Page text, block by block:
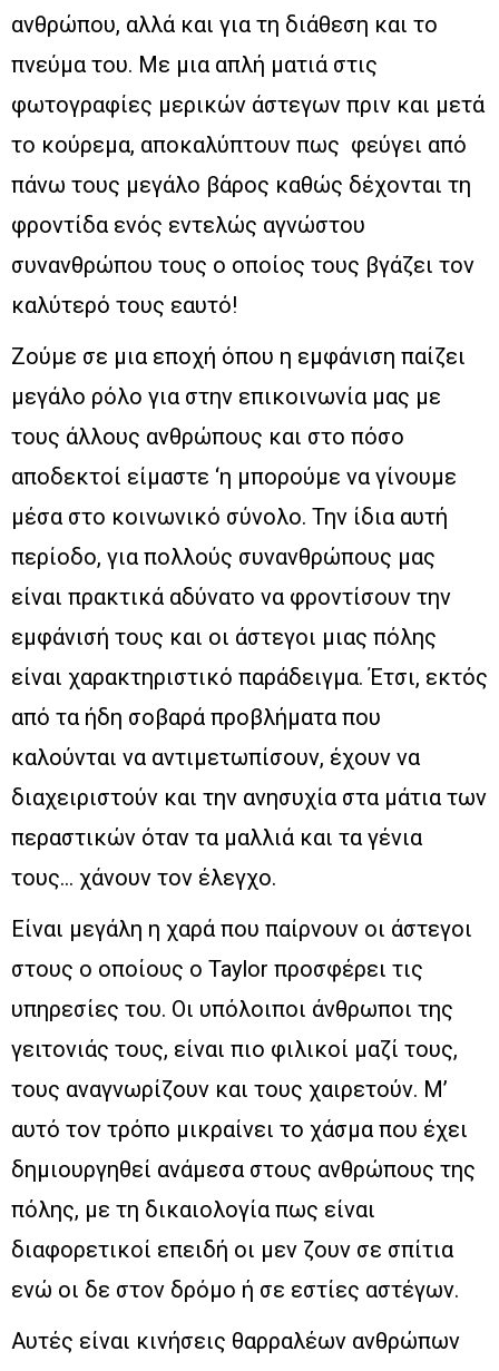
ανθρώπου, αλλά και για τη διάθεση και το
πνεύμα του. Με μια απλή ματιά στις
φωτογραφίες μερικών άστεγων πριν και μετά
το κούρεμα, αποκαλύπτουν πως φεύγει από
πάνω τους μεγάλο βάρος καθώς δέχονται τη
φροντίδα ενός εντελώς αγνώστου
συνανθρώπου τους ο οποίος τους βγάζει τον
καλύτερό τους εαυτό!
Ζούμε σε μια εποχή όπου η εμφάνιση παίζει
μεγάλο ρόλο για στην επικοινωνία μας με
τους άλλους ανθρώπους και στο πόσο
αποδεκτοί είμαστε ‘η μπορούμε να γίνουμε
μέσα στο κοινωνικό σύνολο. Την ίδια αυτή
περίοδο, για πολλούς συνανθρώπους μας
είναι πρακτικά αδύνατο να φροντίσουν την
εμφάνισή τους και οι άστεγοι μιας πόλης
είναι χαρακτηριστικό παράδειγμα. Έτσι, εκτός
από τα ήδη σοβαρά προβλήματα που
καλούνται να αντιμετωπίσουν, έχουν να
διαχειριστούν και την ανησυχία στα μάτια των
περαστικών όταν τα μαλλιά και τα γένια
τους… χάνουν τον έλεγχο.
Είναι μεγάλη η χαρά που παίρνουν οι άστεγοι
στους ο οποίους ο Taylor προσφέρει τις
υπηρεσίες του. Οι υπόλοιποι άνθρωποι της
γειτονιάς τους, είναι πιο φιλικοί μαζί τους,
τους αναγνωρίζουν και τους χαιρετούν. Μ’
αυτό τον τρόπο μικραίνει το χάσμα που έχει
δημιουργηθεί ανάμεσα στους ανθρώπους της
πόλης, με τη δικαιολογία πως είναι
διαφορετικοί επειδή οι μεν ζουν σε σπίτια
ενώ οι δε στον δρόμο ή σε εστίες αστέγων.
Αυτές είναι κινήσεις θαρραλέων ανθρώπων